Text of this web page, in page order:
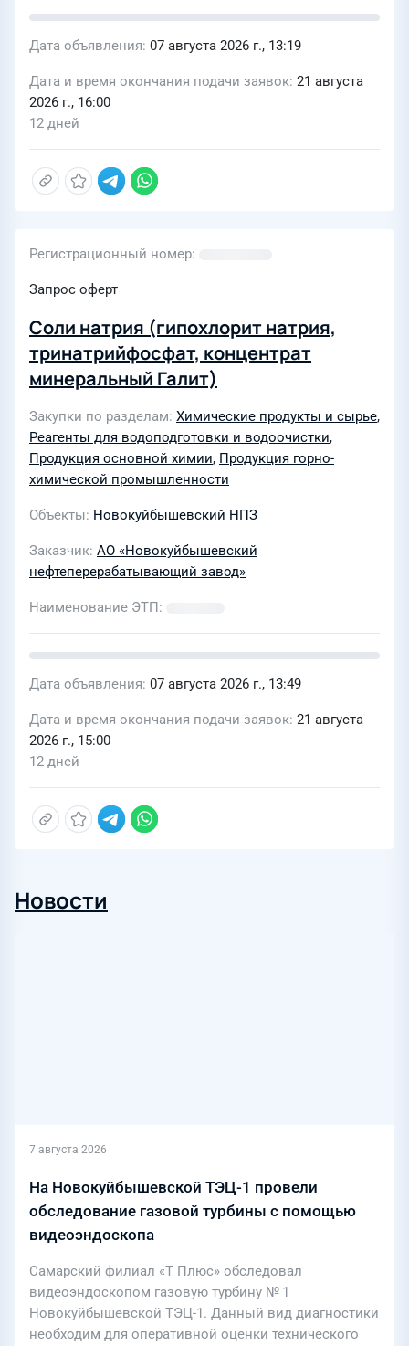
Дата объявления 07 августа 2026 г., 13:19
Дата и время окончания подачи заявок 21 августа
2026 г., 16:00
12 дней
Регистрационный номер
Запрос оферт
Соли натрия (гипохлорит натрия,
тринатрийфосфат, концентрат
минеральный Галит)
Закупки по разделам Химические продукты и сырье,
Реагенты для водоподготовки и водоочистки,
Продукция основной химии, Продукция горно-
химической промышленности
Объекты Новокуйбышевский НПЗ
Заказчик АО «Новокуйбышевский
нефтеперерабатывающий завод»
Наименование ЭТП
Дата объявления 07 августа 2026 г., 13:49
Дата и время окончания подачи заявок 21 августа
2026 г., 15:00
12 дней
Новости
7 августа 2026
На Новокуйбышевской ТЭЦ-1 провели
обследование газовой турбины с помощью
видеоэндоскопа
Самарский филиал «Т Плюс» обследовал
видеоэндоскопом газовую турбину № 1
Новокуйбышевской ТЭЦ-1. Данный вид диагностики
необходим для оперативной оценки технического